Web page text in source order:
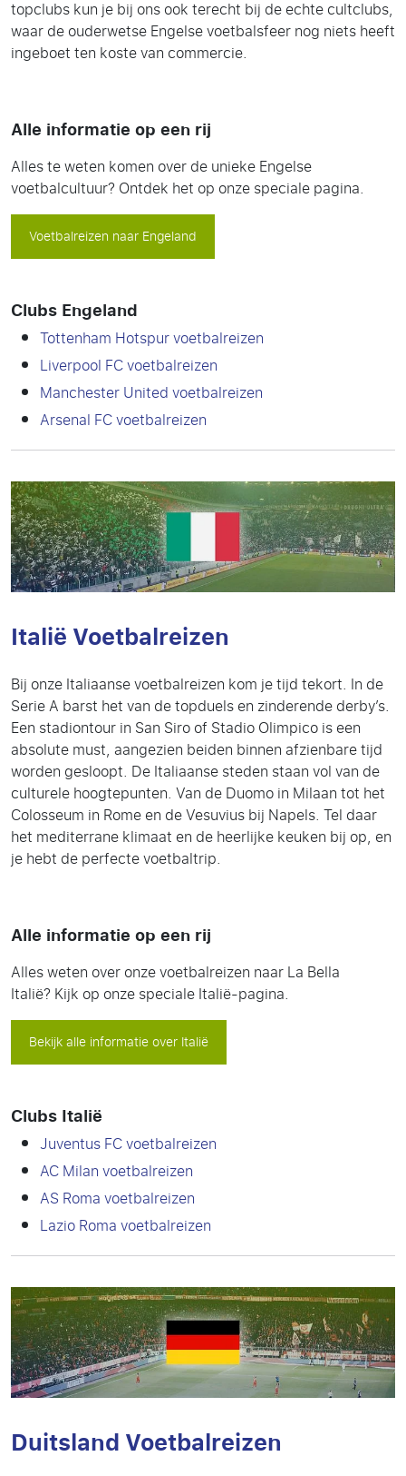
topclubs kun je bij ons ook terecht bij de echte cultclubs,
waar de ouderwetse Engelse voetbalsfeer nog niets heeft
ingeboet ten koste van commercie.
Alle informatie op een rij
Alles te weten komen over de unieke Engelse
voetbalcultuur? Ontdek het op onze speciale pagina.
Voetbalreizen naar Engeland
Clubs Engeland
Tottenham Hotspur voetbalreizen
Liverpool FC voetbalreizen
Manchester United voetbalreizen
Arsenal FC voetbalreizen
Italië Voetbalreizen
Bij onze Italiaanse voetbalreizen kom je tijd tekort. In de
Serie A barst het van de topduels en zinderende derby’s.
Een stadiontour in San Siro of Stadio Olimpico is een
absolute must, aangezien beiden binnen afzienbare tijd
worden gesloopt. De Italiaanse steden staan vol van de
culturele hoogtepunten. Van de Duomo in Milaan tot het
Colosseum in Rome en de Vesuvius bij Napels. Tel daar
het mediterrane klimaat en de heerlijke keuken bij op, en
je hebt de perfecte voetbaltrip.
Alle informatie op een rij
Alles weten over onze voetbalreizen naar La Bella
Italië? Kijk op onze speciale Italië-pagina.
Bekijk alle informatie over Italië
Clubs Italië
Juventus FC voetbalreizen
AC Milan voetbalreizen
AS Roma voetbalreizen
Lazio Roma voetbalreizen
Duitsland Voetbalreizen